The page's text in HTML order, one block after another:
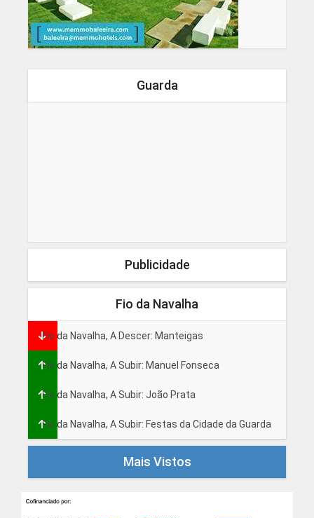
Guarda
Publicidade
Fio da Navalha
Fio da Navalha, A Descer: Manteigas
Fio da Navalha, A Subir: Manuel Fonseca
Fio da Navalha, A Subir: João Prata
Fio da Navalha, A Subir: Festas da Cidade da Guarda
Mais Vistos